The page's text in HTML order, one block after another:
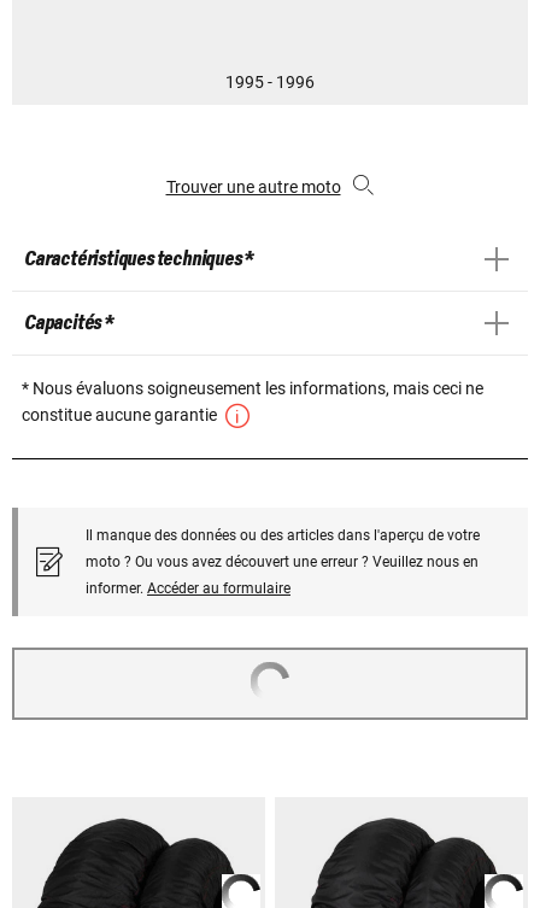
1995 - 1996
Trouver une autre moto
Caractéristiques techniques *
Capacités *
* Nous évaluons soigneusement les informations, mais ceci ne
constitue aucune garantie
Il manque des données ou des articles dans l'aperçu de votre
moto ? Ou vous avez découvert une erreur ? Veuillez nous en
informer. Accéder au formulaire